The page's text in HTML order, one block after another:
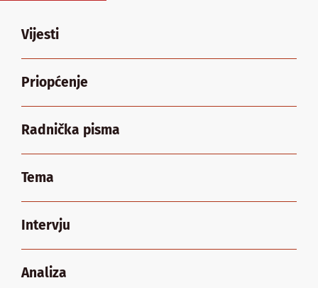
Vijesti
Priopćenje
Radnička pisma
Tema
Intervju
Analiza